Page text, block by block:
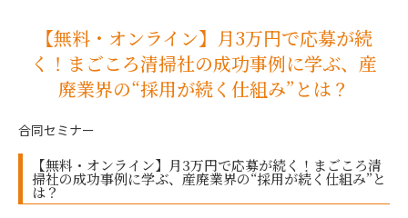
【無料・オンライン】月3万円で応募が続
く！まごころ清掃社の成功事例に学ぶ、産
廃業界の“採用が続く仕組み”とは？
合同セミナー
【無料・オンライン】月3万円で応募が続く！まごころ清
掃社の成功事例に学ぶ、産廃業界の“採用が続く仕組み”と
は？